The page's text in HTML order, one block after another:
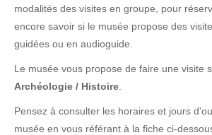
modalités des visites en groupe, pour
encore savoir si le musée propose des
guidées ou en audioguide.
Le musée vous propose de faire une visite
Archéologie / Histoire
Pensez à consulter les horaires et jours
musée en vous référant à la fiche ci-